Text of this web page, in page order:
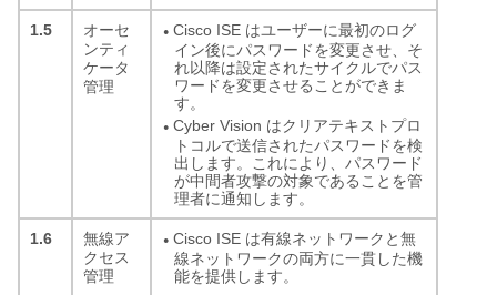
1.5
オーセ
ンティ
ケータ
管理
● Cisco ISE はユーザーに最初のログ
イン後にパスワードを変更させ、そ
れ以降は設定されたサイクルでパス
ワードを変更させることができま
す。
● Cyber Vision はクリアテキストプロ
トコルで送信されたパスワードを検
出します。これにより、パスワード
が中間者攻撃の対象であることを管
理者に通知します。
1.6
無線ア
クセス
管理
● Cisco ISE は有線ネットワークと無
線ネットワークの両方に一貫した機
能を提供します。